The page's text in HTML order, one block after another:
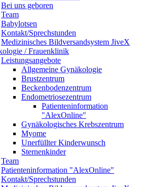
Bei uns geboren
Team
Babylotsen
Kontakt/Sprechstunden
Medizinisches Bildversandsystem JiveX
/ Frauenklinik
Leistungsangebote
Allgemeine Gynäkologie
Brustzentrum
Beckenbodenzentrum
Endometriosezentrum
Patienteninformation
"AlexOnline"
Gynäkologisches Krebszentrum
Myome
Unerfüllter Kinderwunsch
Sternenkinder
Team
Patienteninformation "AlexOnline"
Kontakt/Sprechstunden